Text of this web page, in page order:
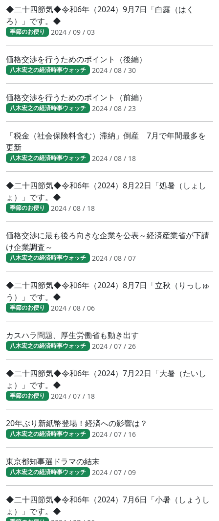
◆二十四節気◆令和6年（2024）9月7日「白露（はく
ろ）」です。◆
季節のお便り 2024 / 09 / 03
価格交渉を行うためのポイント（後編）
八木宏之の経済時事ウォッチ 2024 / 08 / 30
価格交渉を行うためのポイント（前編）
八木宏之の経済時事ウォッチ 2024 / 08 / 23
「税金（社会保険料含む）滞納」倒産 7月で年間最多を
更新
八木宏之の経済時事ウォッチ 2024 / 08 / 18
◆二十四節気◆令和6年（2024）8月22日「処暑（しょし
ょ）」です。◆
季節のお便り 2024 / 08 / 18
価格交渉に最も後ろ向きな企業を公表～経済産業省が下請
け企業調査～
八木宏之の経済時事ウォッチ 2024 / 08 / 07
◆二十四節気◆令和6年（2024）8月7日「立秋（りっしゅ
う）」です。◆
季節のお便り 2024 / 08 / 06
カスハラ問題、厚生労働省も動き出す
八木宏之の経済時事ウォッチ 2024 / 07 / 26
◆二十四節気◆令和6年（2024）7月22日「大暑（たいし
ょ）」です。◆
季節のお便り 2024 / 07 / 18
20年ぶり新紙幣登場！経済への影響は？
八木宏之の経済時事ウォッチ 2024 / 07 / 16
東京都知事選ドラマの結末
八木宏之の経済時事ウォッチ 2024 / 07 / 09
◆二十四節気◆令和6年（2024）7月6日「小暑（しょうし
ょ）」です。◆